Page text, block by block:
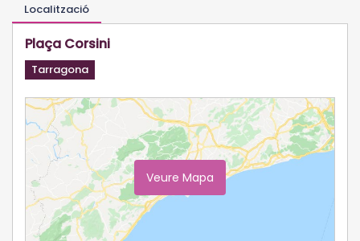
Localització
Plaça Corsini
Tarragona
Veure Mapa